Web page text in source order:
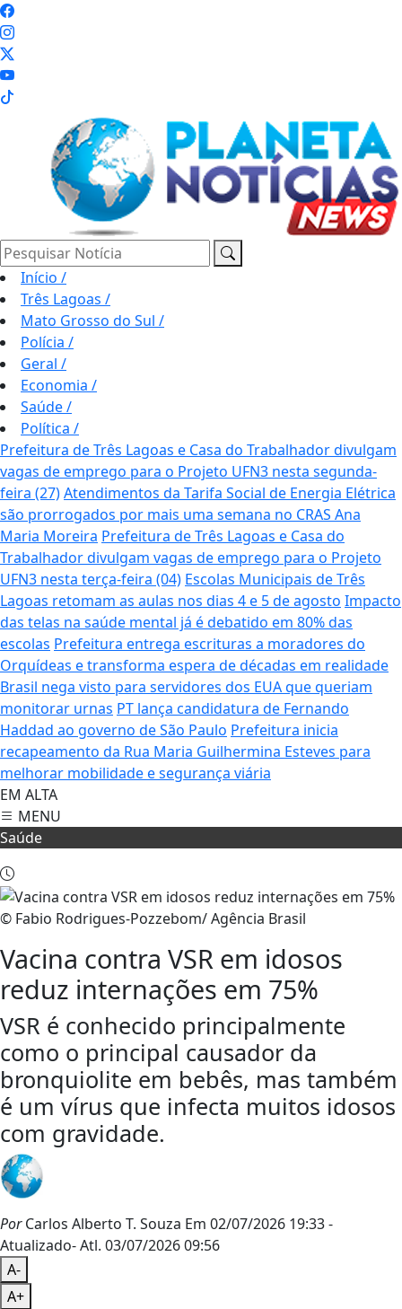
Pesquisar Notícia
Início /
Três Lagoas /
Mato Grosso do Sul /
Polícia /
Geral /
Economia /
Saúde/
Política /
Prefeitura de Três Lagoas e Casa do Trabalhador divulgam
vagas de emprego para o Projeto UFN3 nesta segunda-
feira (27)Atendimentos da Tarifa Social de Energia Elétrica
são prorrogados por mais uma semana no CRAS Ana
Maria Moreira Prefeitura de Três Lagoas e Casa do
Trabalhador divulgam vagas de emprego para o Projeto
UFN3 nesta terça-feira (04) Escolas Municipais de Três
Lagoas retomam as aulas nos dias 4 e 5 de agosto Impacto
das telas na saúde mental já é debatido em 80% das
escolas Prefeitura entrega escrituras a moradores do
Orquídeas e transforma espera de décadas em realidade
Brasil nega visto para servidores dos EUA que queriam
monitorar urnas PT lança candidatura de Fernando
Haddad ao governo de São Paulo Prefeitura inicia
recapeamento da Rua Maria Guilhermina Esteves para
melhorar mobilidade e segurança viária
EM ALTA
MENU
Saúde
© Fabio Rodrigues-Pozzebom/ Agência Brasil
Vacina contra VSR em idosos
reduz internações em 75%
VSR é conhecido principalmente
como o principal causador da
bronquiolite em bebês, mas também
é um vírus que infecta muitos idosos
com gravidade.
PorCarlos Alberto T. Souza Em 02/07/2026 19:33-
Atualizado- Atl. 03/07/2026 09:56
A-
A+